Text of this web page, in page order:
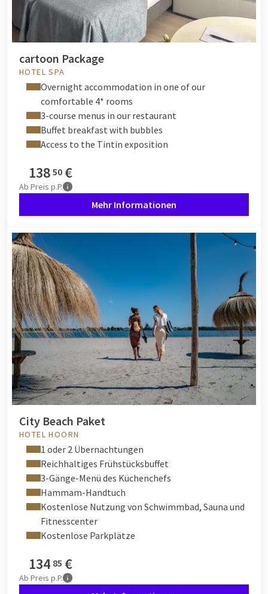
cartoon Package
HOTEL SPA
Overnight accommodation in one of our
comfortable 4* rooms
3-course menus in our restaurant
Buffet breakfast with bubbles
Access to the Tintin exposition
138 50 €
Ab Preis p.P.
Mehr Informationen
City Beach Paket
HOTEL HOORN
1 oder 2 Übernachtungen
Reichhaltiges Frühstücksbuffet
3-Gänge-Menü des Küchenchefs
Hammam-Handtuch
Kostenlose Nutzung von Schwimmbad, Sauna und
Fitnesscenter
Kostenlose Parkplätze
134 85 €
Ab Preis p.P.